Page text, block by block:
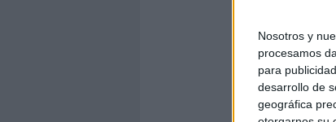
Nosotros y
procesamos
para
desarrollo de
geográfica